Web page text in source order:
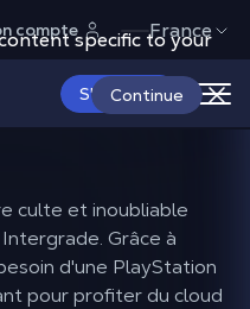
specific to your
Continue
compte France
S'abonner
4Ksans
culte et inoubliable
Grâce à
d'une PlayStation
pour profiter du cloud